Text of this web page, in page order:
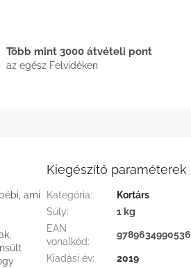
Több mint 3000 átvételi pont
az egész Felvidéken
ami
Kiegészítő paraméterek
Kategória:
Kortárs
Súly:
1 kg
EAN
vonalkód:
9789634990536
Kiadási év:
2019